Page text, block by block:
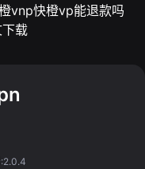
vnp快橙vp能退款吗
载